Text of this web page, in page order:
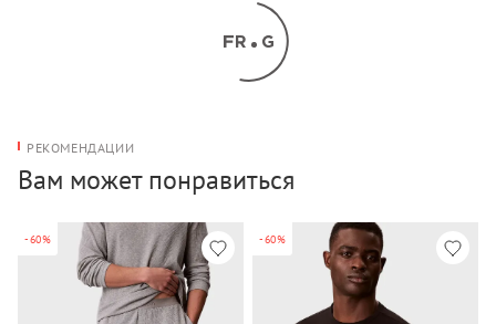
РЕКОМЕНДАЦИИ
Вам может понравиться
-60% -60%